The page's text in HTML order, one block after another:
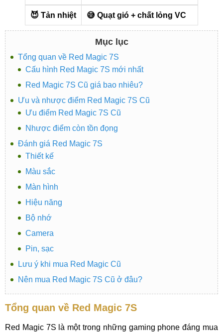
😈 Tản nhiệt 😅 Quạt gió + chất lỏng VC
Mục lục
Tổng quan về Red Magic 7S
Cấu hình Red Magic 7S mới nhất
Red Magic 7S Cũ giá bao nhiêu?
Ưu và nhược điểm Red Magic 7S Cũ
Ưu điểm Red Magic 7S Cũ
Nhược điểm còn tồn đọng
Đánh giá Red Magic 7S
Thiết kế
Màu sắc
Màn hình
Hiệu năng
Bộ nhớ
Camera
Pin, sạc
Lưu ý khi mua Red Magic Cũ
Nên mua Red Magic 7S Cũ ở đâu?
Tổng quan về Red Magic 7S
Red Magic 7S là một trong những gaming phone đáng mua